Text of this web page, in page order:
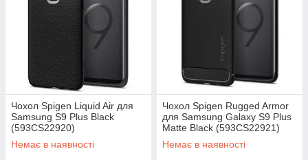
Чохол Spigen Liquid Air для
Samsung S9 Plus Black
(593CS22920)
Немає в наявності
Чохол Spigen Rugged Armor
для Samsung Galaxy S9 Plus
Matte Black (593CS22921)
Немає в наявності